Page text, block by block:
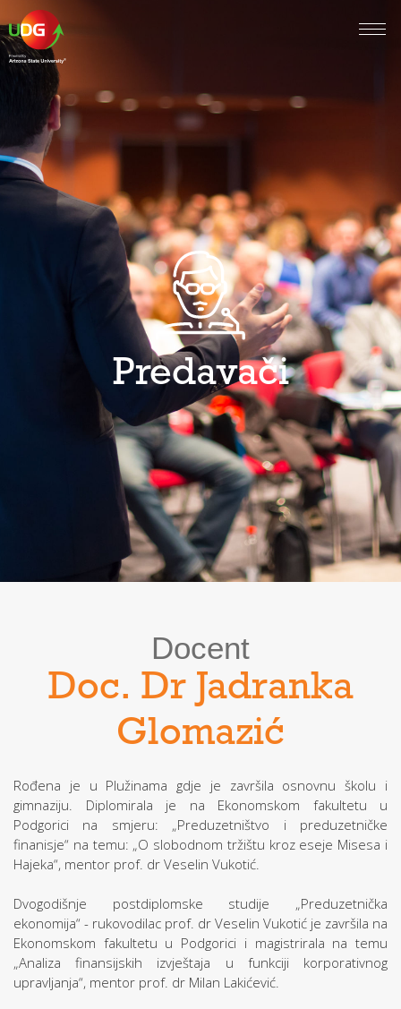
Predavači
Docent
Doc. Dr Jadranka
Glomazić
Rođena je u Plužinama gdje je završila osnovnu školu i
gimnaziju. Diplomirala je na Ekonomskom fakultetu u
Podgorici na smjeru: „Preduzetništvo i preduzetničke
finanisje“ na temu: „O slobodnom tržištu kroz eseje Misesa i
Hajeka“, mentor prof. dr Veselin Vukotić.
Dvogodišnje postdiplomske studije „Preduzetnička
ekonomija“ - rukovodilac prof. dr Veselin Vukotić je završila na
Ekonomskom fakultetu u Podgorici i magistrirala na temu
„Analiza finansijskih izvještaja u funkciji korporativnog
upravljanja“, mentor prof. dr Milan Lakićević.